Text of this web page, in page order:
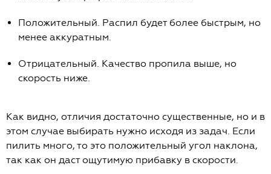
Положительный. Распил будет более быстрым, но
менее аккуратным.
Отрицательный. Качество пропила выше, но
скорость ниже.
Как видно, отличия достаточно существенные, но и в
этом случае выбирать нужно исходя из задач. Если
пилить много, то это положительный угол наклона,
так как он даст ощутимую прибавку в скорости.